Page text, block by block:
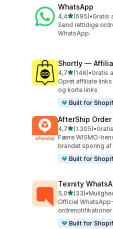
WhatsApp
4,4ud af 5 stjerner
(695)
695 anmeldelser i
•Gratis
Send rettidige
WhatsApp.
Shortly —
4,7ud af 5 stjerner
(148)
148 anmeldelser i
•Gratis
Opret affiliate
og korte links
Built for
AfterShip
4,7ud af 5 stjerner
(1.305)
1305 anmeldelser
•
Færre WISMO-
brandet sporing af
Built for
Texnity
5,0ud af 5 stjerner
(33)
33 anmeldelser i
•
Officiel
ordrenotifikationer
Built for